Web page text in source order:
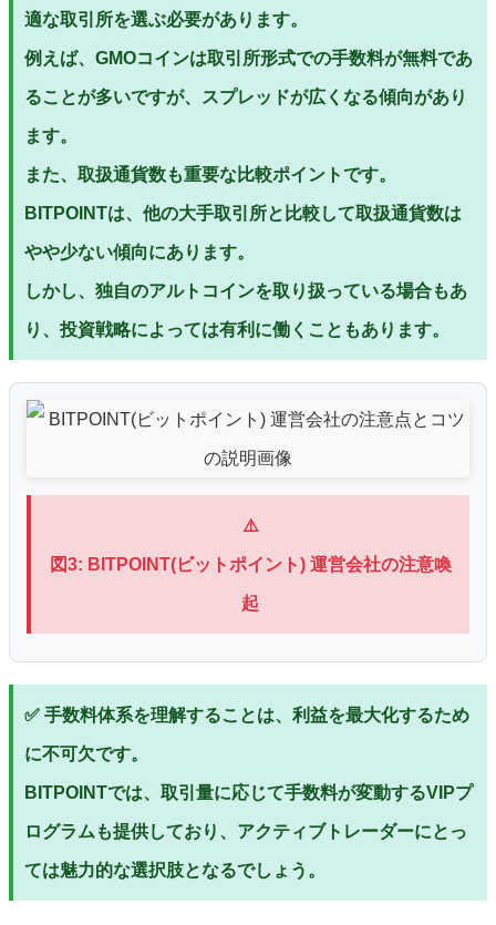
適な取引所を選ぶ必要があります。
例えば、GMOコインは取引所形式での手数料が無料であ
ることが多いですが、スプレッドが広くなる傾向があり
ます。
また、取扱通貨数も重要な比較ポイントです。
BITPOINTは、他の大手取引所と比較して取扱通貨数は
やや少ない傾向にあります。
しかし、独自のアルトコインを取り扱っている場合もあ
り、投資戦略によっては有利に働くこともあります。
⚠️
図3: BITPOINT(ビットポイント) 運営会社の注意喚
起
✅ 手数料体系を理解することは、利益を最大化するため
に不可欠です。
BITPOINTでは、取引量に応じて手数料が変動するVIPプ
ログラムも提供しており、アクティブトレーダーにとっ
ては魅力的な選択肢となるでしょう。